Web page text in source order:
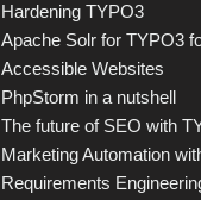
Hardening TYPO3
Apache Solr for TYPO3
Accessible Websites
PhpStorm in a nutshell
The future of SEO with
Marketing Automation
Requirements